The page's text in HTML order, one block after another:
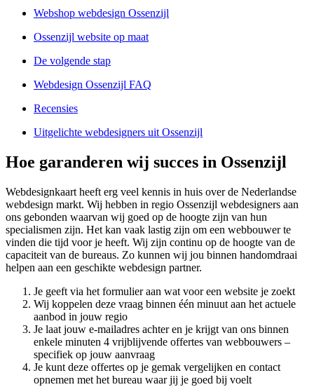
Webshop webdesign Ossenzijl
Ossenzijl website op maat
De volgende stap
Webdesign Ossenzijl FAQ
Recensies
Uitgelichte webdesigners uit Ossenzijl
Hoe garanderen wij succes in Ossenzijl
Webdesignkaart heeft erg veel kennis in huis over de Nederlandse
webdesign markt. Wij hebben in regio Ossenzijl webdesigners aan
ons gebonden waarvan wij goed op de hoogte zijn van hun
specialismen zijn. Het kan vaak lastig zijn om een webbouwer te
vinden die tijd voor je heeft. Wij zijn continu op de hoogte van de
capaciteit van de bureaus. Zo kunnen wij jou binnen handomdraai
helpen aan een geschikte webdesign partner.
Je geeft via het formulier aan wat voor een website je zoekt
Wij koppelen deze vraag binnen één minuut aan het actuele
aanbod in jouw regio
Je laat jouw e-mailadres achter en je krijgt van ons binnen
enkele minuten 4 vrijblijvende offertes van webbouwers –
specifiek op jouw aanvraag
Je kunt deze offertes op je gemak vergelijken en contact
opnemen met het bureau waar jij je goed bij voelt